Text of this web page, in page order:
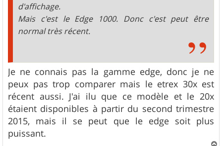
d'affichage.
Mais c'est le Edge 1000. Donc c'est peut être
normal très récent.
Je ne connais pas la gamme edge, donc je ne
peux pas trop comparer mais le etrex 30x est
récent aussi. J'ai ilu que ce modèle et le 20x
étaient disponibles à partir du second trimestre
2015, mais il se peut que le edge soit plus
puissant.